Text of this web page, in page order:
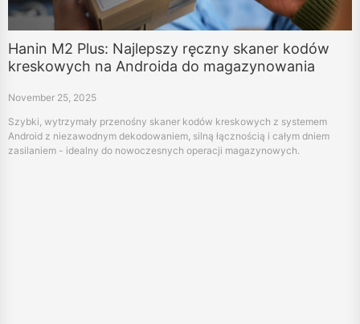
Hanin M2 Plus: Najlepszy ręczny skaner kodów
kreskowych na Androida do magazynowania
November 25, 2025
Szybki, wytrzymały przenośny skaner kodów kreskowych z systemem
Android z niezawodnym dekodowaniem, silną łącznością i całym dniem
zasilaniem - idealny do nowoczesnych operacji magazynowych.